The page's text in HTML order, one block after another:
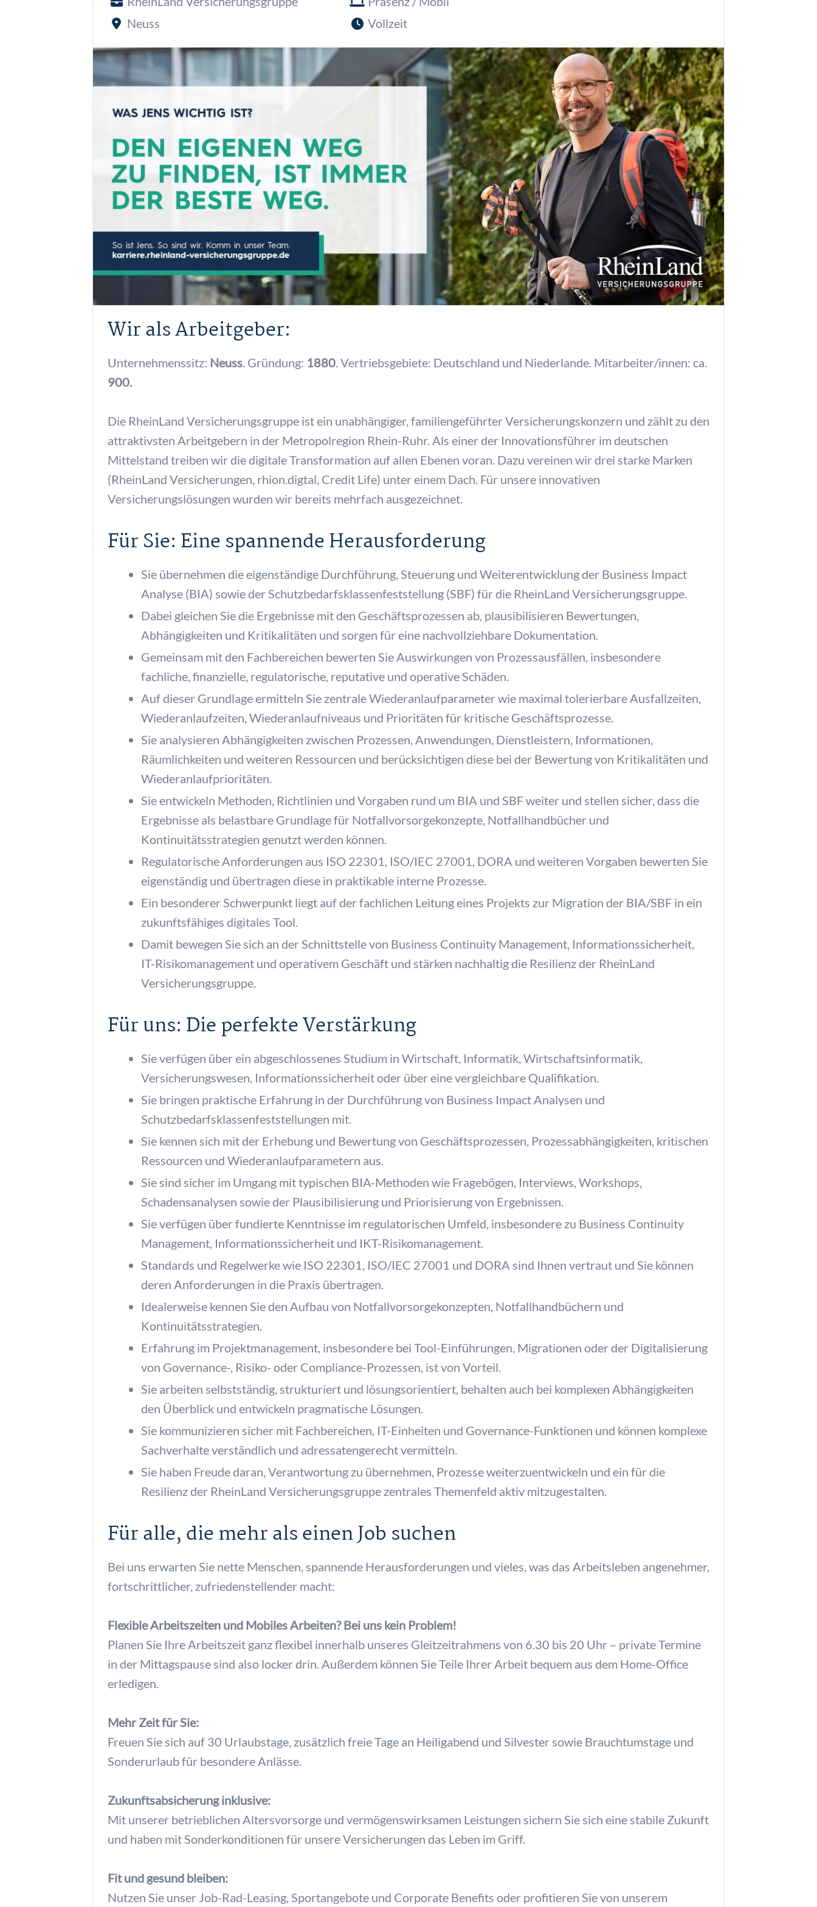
Neuss
Vollzeit
Wir als Arbeitgeber:
Unternehmenssitz: Neuss . Gründung: 1880 . Vertriebsgebiete: Deutschland und Niederlande. Mitarbeiter/innen: ca.
900.
Die RheinLand Versicherungsgruppe ist ein unabhängiger, familiengeführter Versicherungskonzern und zählt zu den
attraktivsten Arbeitgebern in der Metropolregion Rhein-Ruhr. Als einer der Innovationsführer im deutschen
Mittelstand treiben wir die digitale Transformation auf allen Ebenen voran. Dazu vereinen wir drei starke Marken
(RheinLand Versicherungen, rhion.digtal, Credit Life) unter einem Dach. Für unsere innovativen
Versicherungslösungen wurden wir bereits mehrfach ausgezeichnet.
Für Sie: Eine spannende Herausforderung
Sie übernehmen die eigenständige Durchführung, Steuerung und Weiterentwicklung der Business Impact
Analyse (BIA) sowie der Schutzbedarfsklassenfeststellung (SBF) für die RheinLand Versicherungsgruppe.
Dabei gleichen Sie die Ergebnisse mit den Geschäftsprozessen ab, plausibilisieren Bewertungen,
Abhängigkeiten und Kritikalitäten und sorgen für eine nachvollziehbare Dokumentation.
Gemeinsam mit den Fachbereichen bewerten Sie Auswirkungen von Prozessausfällen, insbesondere
fachliche, finanzielle, regulatorische, reputative und operative Schäden.
Auf dieser Grundlage ermitteln Sie zentrale Wiederanlaufparameter wie maximal tolerierbare Ausfallzeiten,
Wiederanlaufzeiten, Wiederanlaufniveaus und Prioritäten für kritische Geschäftsprozesse.
Sie analysieren Abhängigkeiten zwischen Prozessen, Anwendungen, Dienstleistern, Informationen,
Räumlichkeiten und weiteren Ressourcen und berücksichtigen diese bei der Bewertung von Kritikalitäten und
Wiederanlaufprioritäten.
Sie entwickeln Methoden, Richtlinien und Vorgaben rund um BIA und SBF weiter und stellen sicher, dass die
Ergebnisse als belastbare Grundlage für Notfallvorsorgekonzepte, Notfallhandbücher und
Kontinuitätsstrategien genutzt werden können.
Regulatorische Anforderungen aus ISO 22301, ISO/IEC 27001, DORA und weiteren Vorgaben bewerten Sie
eigenständig und übertragen diese in praktikable interne Prozesse.
Ein besonderer Schwerpunkt liegt auf der fachlichen Leitung eines Projekts zur Migration der BIA/SBF in ein
zukunftsfähiges digitales Tool.
Damit bewegen Sie sich an der Schnittstelle von Business Continuity Management, Informationssicherheit,
IT-Risikomanagement und operativem Geschäft und stärken nachhaltig die Resilienz der RheinLand
Versicherungsgruppe.
Für uns: Die perfekte Verstärkung
Sie verfügen über ein abgeschlossenes Studium in Wirtschaft, Informatik, Wirtschaftsinformatik,
Versicherungswesen, Informationssicherheit oder über eine vergleichbare Qualifikation.
Sie bringen praktische Erfahrung in der Durchführung von Business Impact Analysen und
Schutzbedarfsklassenfeststellungen mit.
Sie kennen sich mit der Erhebung und Bewertung von Geschäftsprozessen, Prozessabhängigkeiten, kritischen
Ressourcen und Wiederanlaufparametern aus.
Sie sind sicher im Umgang mit typischen BIA-Methoden wie Fragebögen, Interviews, Workshops,
Schadensanalysen sowie der Plausibilisierung und Priorisierung von Ergebnissen.
Sie verfügen über fundierte Kenntnisse im regulatorischen Umfeld, insbesondere zu Business Continuity
Management, Informationssicherheit und IKT-Risikomanagement.
Standards und Regelwerke wie ISO 22301, ISO/IEC 27001 und DORA sind Ihnen vertraut und Sie können
deren Anforderungen in die Praxis übertragen.
Idealerweise kennen Sie den Aufbau von Notfallvorsorgekonzepten, Notfallhandbüchern und
Kontinuitätsstrategien.
Erfahrung im Projektmanagement, insbesondere bei Tool-Einführungen, Migrationen oder der Digitalisierung
von Governance-, Risiko- oder Compliance-Prozessen, ist von Vorteil.
Sie arbeiten selbstständig, strukturiert und lösungsorientiert, behalten auch bei komplexen Abhängigkeiten
den Überblick und entwickeln pragmatische Lösungen.
Sie kommunizieren sicher mit Fachbereichen, IT-Einheiten und Governance-Funktionen und können komplexe
Sachverhalte verständlich und adressatengerecht vermitteln.
Sie haben Freude daran, Verantwortung zu übernehmen, Prozesse weiterzuentwickeln und ein für die
Resilienz der RheinLand Versicherungsgruppe zentrales Themenfeld aktiv mitzugestalten.
Für alle, die mehr als einen Job suchen
Bei uns erwarten Sie nette Menschen, spannende Herausforderungen und vieles, was das Arbeitsleben angenehmer,
fortschrittlicher, zufriedenstellender macht:
Flexible Arbeitszeiten und Mobiles Arbeiten? Bei uns kein Problem!
Planen Sie Ihre Arbeitszeit ganz flexibel innerhalb unseres Gleitzeitrahmens von 6.30 bis 20 Uhr – private Termine
in der Mittagspause sind also locker drin. Außerdem können Sie Teile Ihrer Arbeit bequem aus dem Home-Office
erledigen.
Mehr Zeit für Sie:
Freuen Sie sich auf 30 Urlaubstage, zusätzlich freie Tage an Heiligabend und Silvester sowie Brauchtumstage und
Sonderurlaub für besondere Anlässe.
Zukunftsabsicherung inklusive:
Mit unserer betrieblichen Altersvorsorge und vermögenswirksamen Leistungen sichern Sie sich eine stabile Zukunft
und haben mit Sonderkonditionen für unsere Versicherungen das Leben im Griff.
Fit und gesund bleiben:
Nutzen Sie unser Job-Rad-Leasing, Sportangebote und Corporate Benefits oder profitieren Sie von unserem